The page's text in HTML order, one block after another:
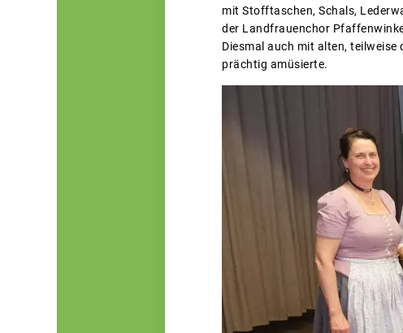
mit Stofftaschen, Schals,
der Landfrauenchor
Diesmal auch mit alten,
prächtig amüsierte.